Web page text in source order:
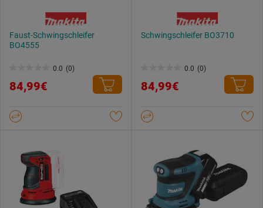
Faust-Schwingschleifer
BO4555
0.0 (0)
von
Sternen.
84,99€
Schwingschleifer BO3710
0.0 (0)
von
Sternen.
84,99€